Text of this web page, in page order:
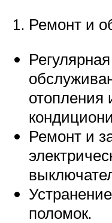
Ремонт и
отопления
Ремонт и
поломок.